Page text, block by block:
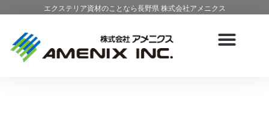
エクステリア資材のことなら長野県 株式会社アメニクス